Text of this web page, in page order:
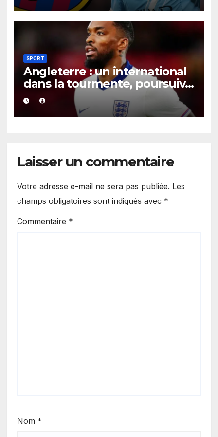
SPORT
Angleterre : un international
dans la tourmente, poursuivi
après une présumée
agression survenue en boîte
de nuit.
Laisser un commentaire
Votre adresse e-mail ne sera pas publiée. Les
champs obligatoires sont indiqués avec *
Commentaire *
Nom *